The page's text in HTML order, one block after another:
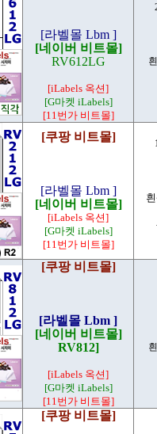
[라벨몰 Lbm ]
[네이버 비트몰]
RV612LG
[iLabels 옥션]
[G마켓 iLabels]
[11번가 비트몰]
[쿠팡 비트몰]
[라벨몰 Lbm ]
[네이버 비트몰]
[iLabels 옥션]
[G마켓 iLabels]
[11번가 비트몰]
[쿠팡 비트몰]
[라벨몰 Lbm ]
[네이버 비트몰]
RV812]
[iLabels 옥션]
[G마켓 iLabels]
[11번가 비트몰]
[쿠팡 비트몰]